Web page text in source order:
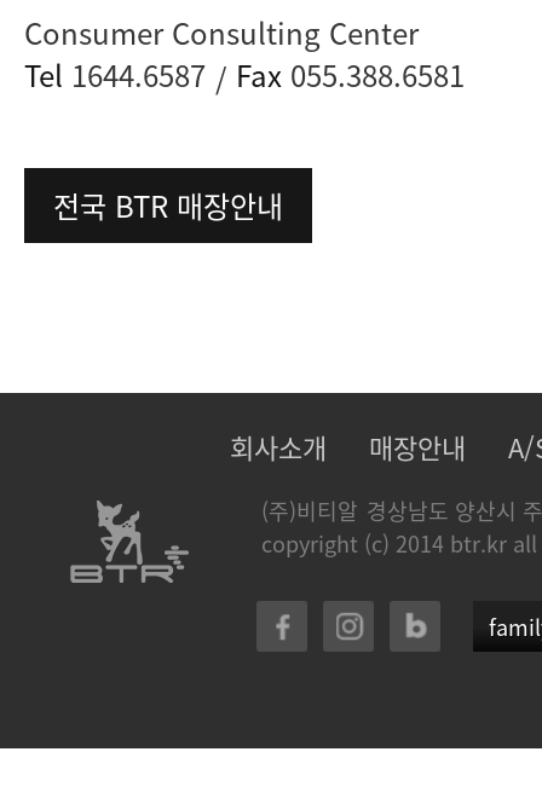
Consumer Consulting Center
Tel 1644.6587 / Fax 055.388.6581
전국 BTR 매장안내
회사소개 매장안내 A/
(주)비티알 경상남도 양산시
copyright (c) 2014 btr.kr